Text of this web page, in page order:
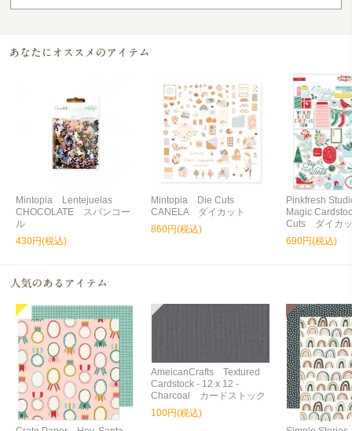
Mintopia Lentejuelas
CHOCOLATE スパンコー
ル
430円(税込)
Mintopia Die Cuts
CANELA ダイカット
860円(税込)
Pinkfresh
Magic
Cuts ダイカ
690円(税込)
AmeicanCrafts Textured
Cardstock - 12 x 12 -
Charcoal カードストック
100円(税込)